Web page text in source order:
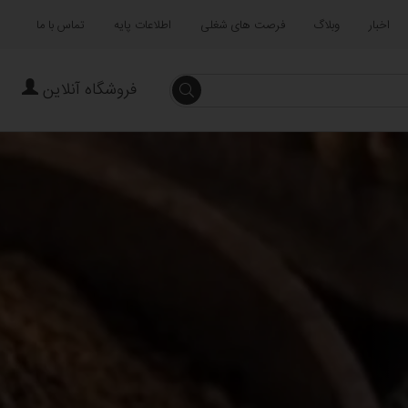
اخبار وبلاگ فرصت های شغلی اطلاعات پایه تماس با ما
جستجو فروشگاه آنلاین